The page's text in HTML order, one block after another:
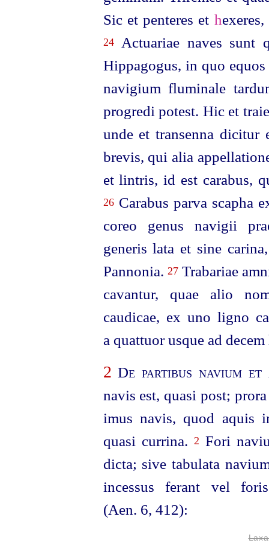
Sic et penteres et h
24Actuariae naves sunt
Hippagogus, in quo
navigium fluminale
progredi potest. Hic et
unde et transenna
brevis, qui alia
et lintris, id est carabus,
26Carabus parva scapha
coreo genus navigii
generis lata et sine
Pannonia. 27Trabariae
cavantur, quae alio
caudicae, ex uno ligno
a quattuor usque ad
2 De partibus navium et
navis est, quasi post;
imus navis, quod aquis
quasi currina. 2 Fori
dicta; sive tabulata
incessus ferant vel
(Aen. 6, 412):